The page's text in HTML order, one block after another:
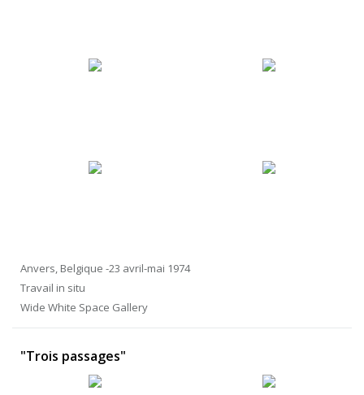
Anvers, Belgique -23 avril-mai 1974
Travail in situ
Wide White Space Gallery
"Trois passages"